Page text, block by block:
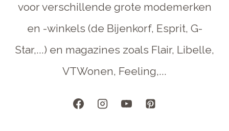
voor verschillende grote modemerken
en -winkels (de Bijenkorf, Esprit, G-
Star,...) en magazines zoals Flair, Libelle,
VTWonen, Feeling,...